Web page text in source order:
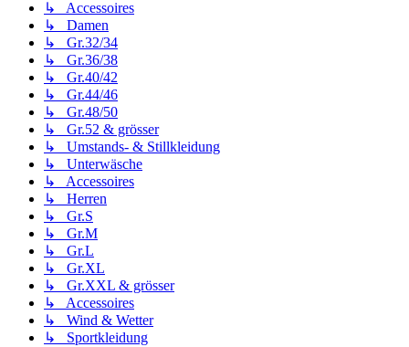
↳ Accessoires
↳ Damen
↳ Gr.32/34
↳ Gr.36/38
↳ Gr.40/42
↳ Gr.44/46
↳ Gr.48/50
↳ Gr.52 & grösser
↳ Umstands- & Stillkleidung
↳ Unterwäsche
↳ Accessoires
↳ Herren
↳ Gr.S
↳ Gr.M
↳ Gr.L
↳ Gr.XL
↳ Gr.XXL & grösser
↳ Accessoires
↳ Wind & Wetter
↳ Sportkleidung